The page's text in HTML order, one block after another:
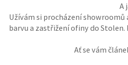
A
Užívám si procházení
barvu a zastřižení ofiny do
Ať se vám